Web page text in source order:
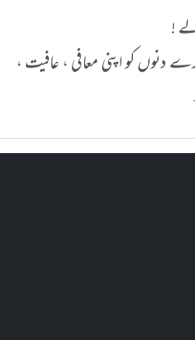
!
کو اپنی معافی ، عافیت ،